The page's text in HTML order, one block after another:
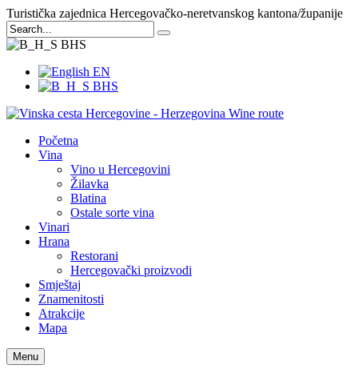
Turistička zajednica Hercegovačko-neretvanskog kantona/županije
BHS
EN
BHS
Početna
Vina
Vino u Hercegovini
Žilavka
Blatina
Ostale sorte vina
Vinari
Hrana
Restorani
Hercegovački proizvodi
Smještaj
Znamenitosti
Atrakcije
Mapa
Menu